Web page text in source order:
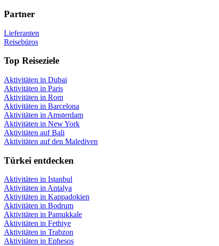
Partner
Lieferanten
Reisebüros
Top Reiseziele
Aktivitäten in Dubai
Aktivitäten in Paris
Aktivitäten in Rom
Aktivitäten in Barcelona
Aktivitäten in Amsterdam
Aktivitäten in New York
Aktivitäten auf Bali
Aktivitäten auf den Malediven
Türkei entdecken
Aktivitäten in Istanbul
Aktivitäten in Antalya
Aktivitäten in Kappadokien
Aktivitäten in Bodrum
Aktivitäten in Pamukkale
Aktivitäten in Fethiye
Aktivitäten in Trabzon
Aktivitäten in Ephesos